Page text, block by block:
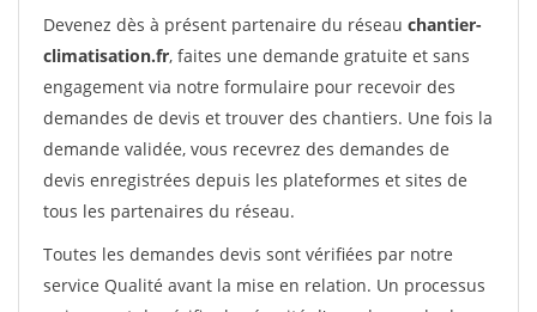
Devenez dès à présent partenaire du réseau chantier-
climatisation.fr, faites une demande gratuite et sans
engagement via notre formulaire pour recevoir des
demandes de devis et trouver des chantiers. Une fois la
demande validée, vous recevrez des demandes de
devis enregistrées depuis les plateformes et sites de
tous les partenaires du réseau.
Toutes les demandes devis sont vérifiées par notre
service Qualité avant la mise en relation. Un processus